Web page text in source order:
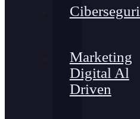
Marketing
Digital Al
Driven